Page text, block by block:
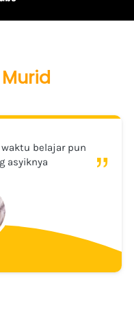
belajar pun
asyiknya
“